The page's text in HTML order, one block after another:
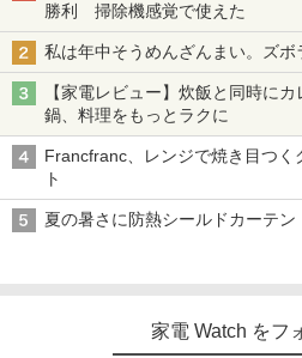
勝利 掃除機感覚で使えた
私は年中そうめんざんまい。ズボ
【家電レビュー】炊飯と同時に
鍋、料理をもっとラクに
Francfranc、レンジで焼き目つく
ト
夏の暑さに防熱シールドカーテ
家電 Watch をフ